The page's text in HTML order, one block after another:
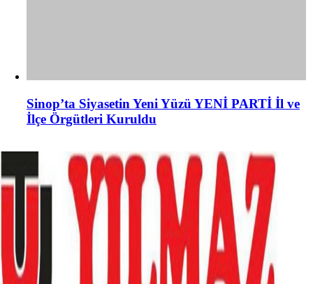
Sinop’ta Siyasetin Yeni Yüzü YENİ PARTİ İl ve
İlçe Örgütleri Kuruldu